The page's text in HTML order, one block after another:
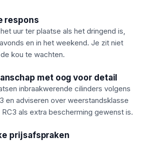
respons
uur ter plaatse als het dringend is,
en in het weekend. Je zit niet
kou te wachten.
met oog voor detail
inbraakwerende cilinders volgens
en adviseren over weerstandsklasse
RC3 als extra bescherming gewenst is.
prijsafspraken